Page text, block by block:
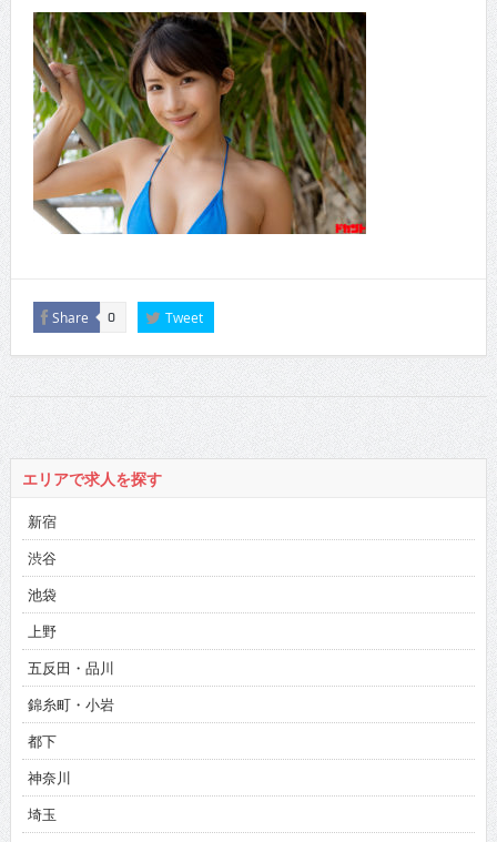
Share 0 Tweet
エリアで求人を探す
新宿
渋谷
池袋
上野
五反田・品川
錦糸町・小岩
都下
神奈川
埼玉